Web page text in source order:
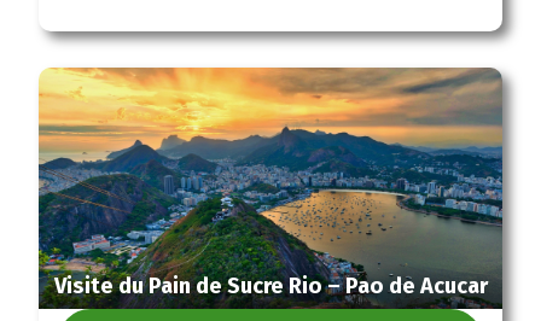
Visite du Pain de Sucre Rio – Pao de Acucar